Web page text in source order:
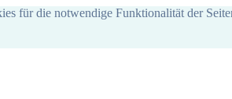
für die notwendige Funktionalität der